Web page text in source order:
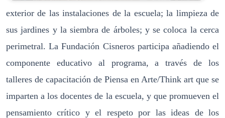
exterior de las instalaciones de la escuela; la limpieza de
sus jardines y la siembra de árboles; y se coloca la cerca
perimetral. La Fundación Cisneros participa añadiendo el
componente educativo al programa, a través de los
talleres de capacitación de Piensa en Arte/Think art que se
imparten a los docentes de la escuela, y que promueven el
pensamiento crítico y el respeto por las ideas de los